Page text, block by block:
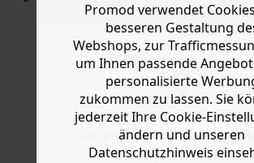
Do you want to be
www.promod.com ?
Ware die Artikel zurückzuschicken oder
zu einem Blazer oder einem Sweatshirt. Das
knöchellange Modell in Zigarettenform hat
Formbund vorn (hinten elastisch), 2
Ziergesäßtaschen und Bundfalten. Enthält
Promod verwendet
besseren Gestaltung
Webshops, zur
um Ihnen passende
personalisierte
zukommen zu lassen. Sie
jederzeit Ihre Cookie-
ändern und unseren
Datenschutzhinweis